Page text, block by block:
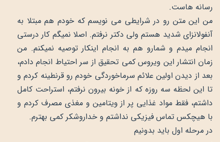
رسانه هاست.
من این متن رو در شرایطی می نویسم که خودم هم مبتلا به
آنفولانزای شدید هستم ولی دکتر نرفتم. اصلا نمیگم کار درستی
انجام میدم و شمارو هم به انجام اینکار توصیه نمیکنم. من
زمان انتشار این ویروس کمی تحقیق از سر احتیاط انجام دادم،
بعد از دیدن اولین علائم سرماخوردگی خودم رو قرنطینه کردم و
تا این لحظه سه روزه که از خونه بیرون نرفتم، استراحت کامل
داشتم، فقط مواد غذایی پر از ویتامین و مغذی مصرف کردم و
با هیچکس تماس فیزیکی نداشتم و خداروشکر کمی بهترم.
در مرحله اول باید بدونیم